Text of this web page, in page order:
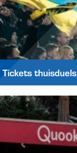
Tickets thuisduels